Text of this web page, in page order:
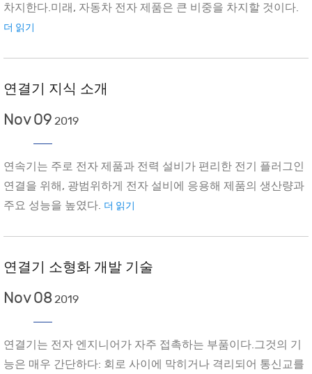
차지한다.미래, 자동차 전자 제품은 큰 비중을 차지할 것이다.
더 읽기
연결기 지식 소개
Nov09 2019
연속기는 주로 전자 제품과 전력 설비가 편리한 전기 플러그인
연결을 위해, 광범위하게 전자 설비에 응용해 제품의 생산량과
주요 성능을 높였다. 더 읽기
연결기 소형화 개발 기술
Nov08 2019
연결기는 전자 엔지니어가 자주 접촉하는 부품이다.그것의 기
능은 매우 간단하다: 회로 사이에 막히거나 격리되어 통신교를